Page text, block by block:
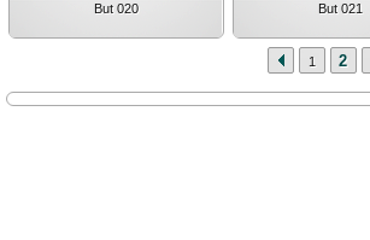
But 020 But 021
1 2